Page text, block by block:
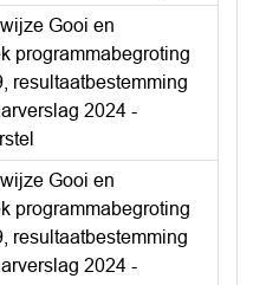
Gooi en
programmabegroting
resultaatbestemming
2024 -
Gooi en
programmabegroting
resultaatbestemming
2024 -